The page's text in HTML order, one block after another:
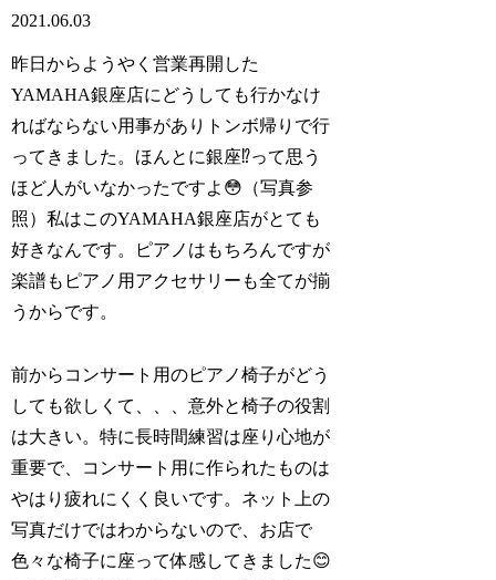
2021.06.03
昨日からようやく営業再開した
YAMAHA銀座店にどうしても行かなけ
ればならない用事がありトンボ帰りで行
ってきました。ほんとに銀座⁉️って思う
ほど人がいなかったですよ😳（写真参
照）私はこのYAMAHA銀座店がとても
好きなんです。ピアノはもちろんですが
楽譜もピアノ用アクセサリーも全てが揃
うからです。
前からコンサート用のピアノ椅子がどう
しても欲しくて、、、意外と椅子の役割
は大きい。特に長時間練習は座り心地が
重要で、コンサート用に作られたものは
やはり疲れにくく良いです。ネット上の
写真だけではわからないので、お店で
色々な椅子に座って体感してきました😊